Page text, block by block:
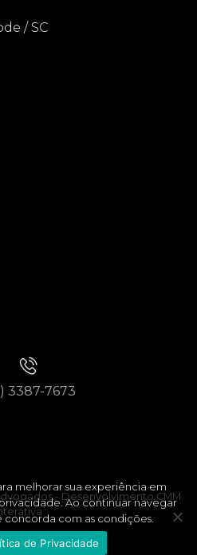
/ SC
3387-7673
- Desenvolvimento CMM
melhorar sua experiência em
Ao continuar navegar
com as condições.
de Privacidade